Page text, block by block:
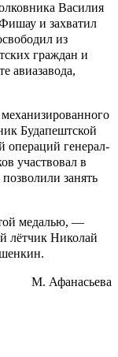
Василия
и захватил
из
граждан и
авиазавода,
Будапештской
операций генерал-
участвовал в
занять
медалью, —
лётчик Николай
М. Афанасьева